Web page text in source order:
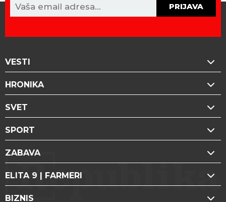
PRIJAVA
VESTI
HRONIKA
SVET
SPORT
ZABAVA
ELITA 9 | FARMERI
BIZNIS